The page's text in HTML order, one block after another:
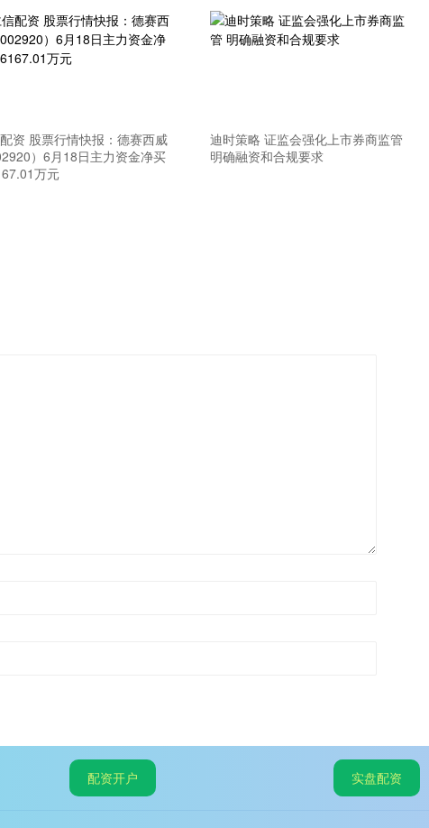
资 股票行情快报：德赛西威
）6月18日主力资金净买
万元
迪时策略 证监会强化上市券商监管
明确融资和合规要求
配资开户 实盘配资